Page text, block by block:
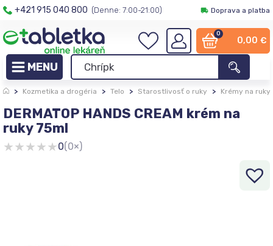
+421 915 040 800 (Denne: 7:00-21:00) Doprava a platba
0
0,00 €
> Kozmetika a drogéria > Telo > Starostlivosť o ruky > Krémy na ruky
DERMATOP HANDS CREAM krém na
ruky 75ml
★★★★★0(0×)